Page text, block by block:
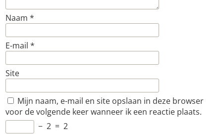
Naam *
E-mail *
Site
Mijn naam, e-mail en site opslaan in deze browser
voor de volgende keer wanneer ik een reactie plaats.
− 2 = 2